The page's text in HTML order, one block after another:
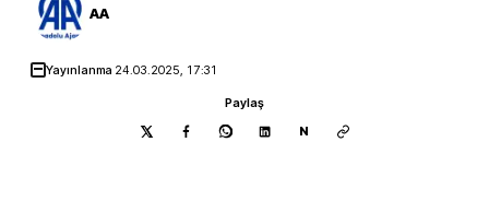
AA
Yayınlanma 24.03.2025, 17:31
Paylaş
N